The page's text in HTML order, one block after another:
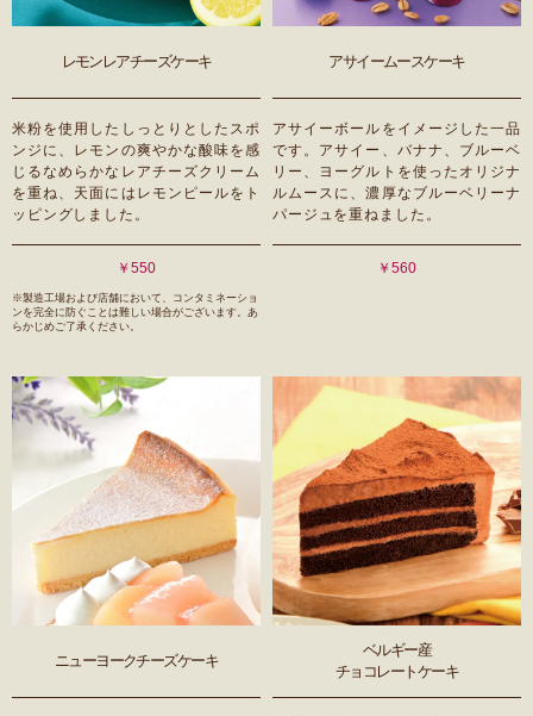
レモンレアチーズケーキ
米粉を使用したしっとりとしたスポ
ンジに、レモンの爽やかな酸味を感
じるなめらかなレアチーズクリーム
を重ね、天面にはレモンピールをト
ッピングしました。
￥550
※製造工場および店舗において、コンタミネーショ
ンを完全に防ぐことは難しい場合がございます。あ
らかじめご了承ください。
アサイームースケーキ
アサイーボールをイメージした一品
です。アサイー、バナナ、ブルーベ
リー、ヨーグルトを使ったオリジナ
ルムースに、濃厚なブルーベリーナ
パージュを重ねました。
￥560
ニューヨークチーズケーキ
ベルギー産
チョコレートケーキ